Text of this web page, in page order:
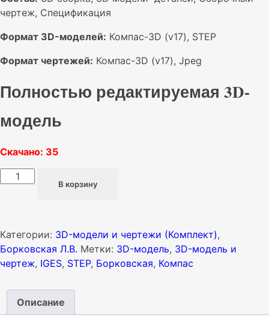
чертеж, Спецификация
Формат 3D-моделей: Компас-3D (v17), STEP
Формат чертежей: Компас-3D (v17), Jpeg
Полностью редактируемая 3D-
модель
Скачано: 35
Количество
-
Приспособление
для
вогнутых
поверхностей
В корзину
Категории: 3D-модели и чертежи (Комплект),
Борковская Л.В. Метки: 3D-модель, 3D-модель и
чертеж, IGES, STEP, Борковская, Компас
Описание